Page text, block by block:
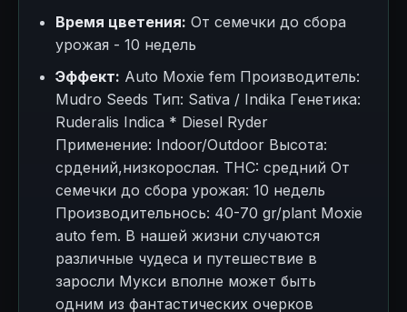
Время цветения: От семечки до сбора
урожая - 10 недель
Эффект: Auto Moxie fem Производитель:
Mudro Seeds Тип: Sativa / Indika Генетика:
Ruderalis Indica * Diesel Ryder
Применение: Indoor/Outdoor Высота:
срдений,низкорослая. THC: средний От
семечки до сбора урожая: 10 недель
Производительнось: 40-70 gr/plant Moxie
auto fem. В нашей жизни случаются
различные чудеса и путешествие в
заросли Мукси вполне может быть
одним из фантастических очерков